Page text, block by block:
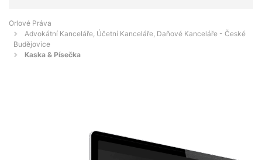
Orlové Práva
Advokátní Kanceláře, Účetní Kanceláře, Daňové Kanceláře - České
Budějovice
Kaska & Písečka